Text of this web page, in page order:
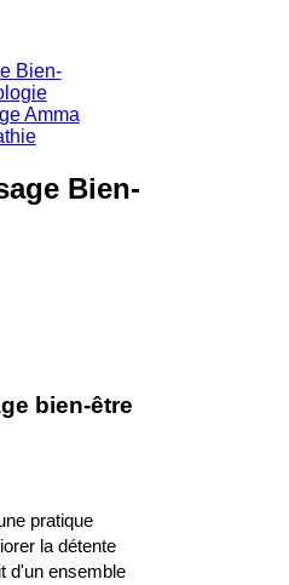
Bien-
Amma
Bien-
bien-être
pratique
la détente
d'un ensemble